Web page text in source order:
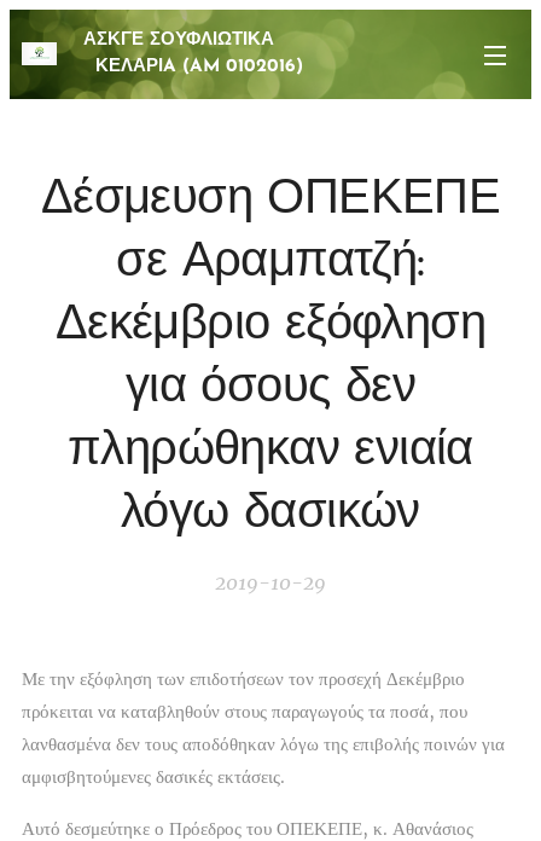
ΑΣΚΓΕ ΣΟΥΦΛΙΩΤΙΚΑ
ΚΕΛΑΡΙA (AM 0102016)
Δέσμευση ΟΠΕΚΕΠΕ
σε Αραμπατζή:
Δεκέμβριο εξόφληση
για όσους δεν
πληρώθηκαν ενιαία
λόγω δασικών
2019-10-29
Με την εξόφληση των επιδοτήσεων τον προσεχή Δεκέμβριο
πρόκειται να καταβληθούν στους παραγωγούς τα ποσά, που
λανθασμένα δεν τους αποδόθηκαν λόγω της επιβολής ποινών για
αμφισβητούμενες δασικές εκτάσεις.
Αυτό δεσμεύτηκε ο Πρόεδρος του ΟΠΕΚΕΠΕ, κ. Αθανάσιος